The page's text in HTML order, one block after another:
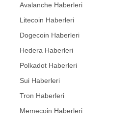
Avalanche Haberleri
Litecoin Haberleri
Dogecoin Haberleri
Hedera Haberleri
Polkadot Haberleri
Sui Haberleri
Tron Haberleri
Memecoin Haberleri